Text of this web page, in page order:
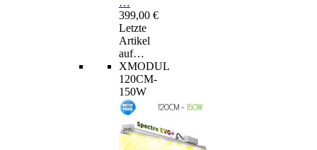
…
399,00 €
Letzte
Artikel
auf…
XMODUL
120CM-
150W